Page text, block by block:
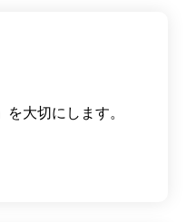
大切にします。